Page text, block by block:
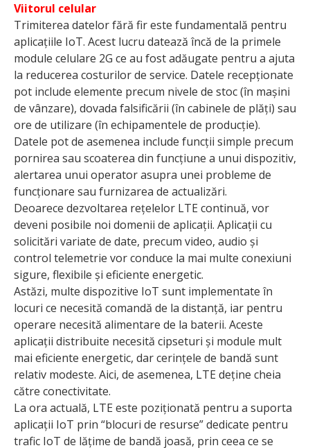
Viitorul celular
Trimiterea datelor fără fir este fundamentală pentru
aplicațiile IoT. Acest lucru datează încă de la primele
module celulare 2G ce au fost adăugate pentru a ajuta
la reducerea costurilor de service. Datele recepționate
pot include elemente precum nivele de stoc (în mașini
de vânzare), dovada falsificării (în cabinele de plăți) sau
ore de utilizare (în echipamentele de producție).
Datele pot de asemenea include funcții simple precum
pornirea sau scoaterea din funcțiune a unui dispozitiv,
alertarea unui operator asupra unei probleme de
funcționare sau furnizarea de actualizări.
Deoarece dezvoltarea rețelelor LTE continuă, vor
deveni posibile noi domenii de aplicații. Aplicații cu
solicitări variate de date, precum video, audio și
control telemetrie vor conduce la mai multe conexiuni
sigure, flexibile și eficiente energetic.
Astăzi, multe dispozitive IoT sunt implementate în
locuri ce necesită comandă de la distanță, iar pentru
operare necesită alimentare de la baterii. Aceste
aplicații distribuite necesită cipseturi și module mult
mai eficiente energetic, dar cerințele de bandă sunt
relativ modeste. Aici, de asemenea, LTE deține cheia
către conectivitate.
La ora actuală, LTE este poziționată pentru a suporta
aplicații IoT prin “blocuri de resurse” dedicate pentru
trafic IoT de lățime de bandă joasă, prin ceea ce se